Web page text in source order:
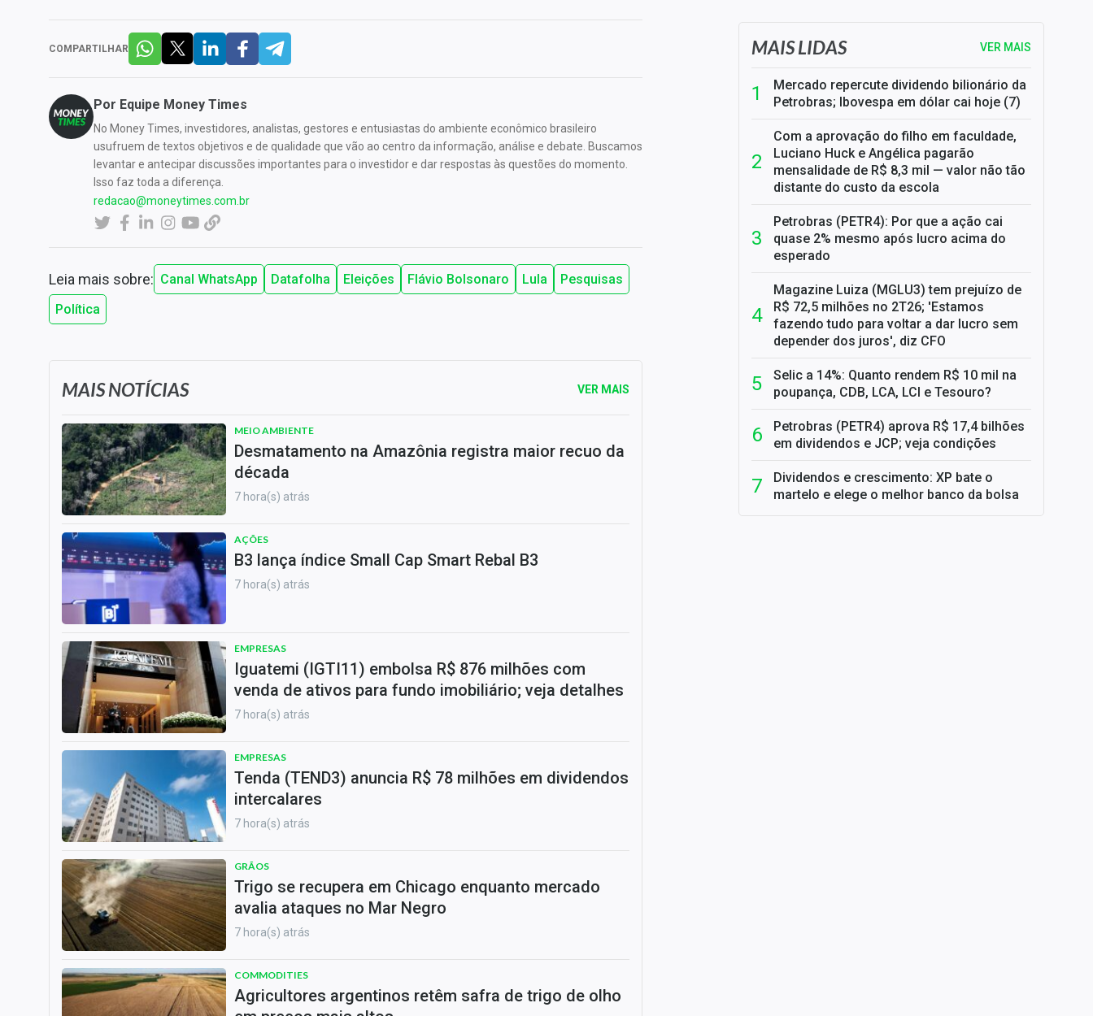
COMPARTILHAR
Por Equipe Money Times
No Money Times, investidores, analistas, gestores e entusiastas do ambiente econômico brasileiro
usufruem de textos objetivos e de qualidade que vão ao centro da informação, análise e debate. Buscamos
levantar e antecipar discussões importantes para o investidor e dar respostas às questões do momento.
Isso faz toda a diferença.
redacao@moneytimes.com.br
Leia mais sobre: Canal WhatsApp Datafolha Eleições Flávio Bolsonaro Lula
Pesquisas
Política
MAIS LIDAS VER MAIS
Mercado repercute dividendo bilionário da
Petrobras; Ibovespa em dólar cai hoje (7)
Com a aprovação do filho em faculdade,
Luciano Huck e Angélica pagarão
mensalidade de R$ 8,3 mil — valor não tão
distante do custo da escola
Petrobras (PETR4): Por que a ação cai
quase 2% mesmo após lucro acima do
esperado
Magazine Luiza (MGLU3) tem prejuízo de
R$ 72,5 milhões no 2T26; 'Estamos
fazendo tudo para voltar a dar lucro sem
depender dos juros', diz CFO
Selic a 14%: Quanto rendem R$ 10 mil na
poupança, CDB, LCA, LCI e Tesouro?
Petrobras (PETR4) aprova R$ 17,4 bilhões
em dividendos e JCP; veja condições
Dividendos e crescimento: XP bate o
martelo e elege o melhor banco da bolsa
MAIS NOTÍCIAS VER MAIS
MEIO AMBIENTE
Desmatamento na Amazônia registra maior recuo da
década
7 hora(s) atrás
AÇÕES
B3 lança índice Small Cap Smart Rebal B3
7 hora(s) atrás
EMPRESAS
Iguatemi (IGTI11) embolsa R$ 876 milhões com
venda de ativos para fundo imobiliário; veja detalhes
7 hora(s) atrás
EMPRESAS
Tenda (TEND3) anuncia R$ 78 milhões em dividendos
intercalares
7 hora(s) atrás
GRÃOS
Trigo se recupera em Chicago enquanto mercado
avalia ataques no Mar Negro
7 hora(s) atrás
COMMODITIES
Agricultores argentinos retêm safra de trigo de olho